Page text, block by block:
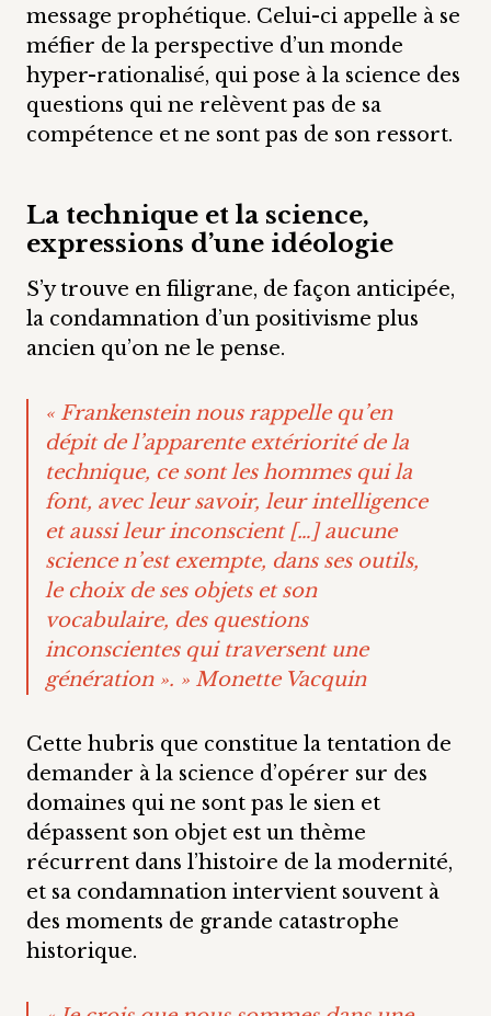
message prophétique. Celui-ci appelle à se
méfier de la perspective d’un monde
hyper-rationalisé, qui pose à la science des
questions qui ne relèvent pas de sa
compétence et ne sont pas de son ressort.
La technique et la science,
expressions d’une idéologie
S’y trouve en filigrane, de façon anticipée,
la condamnation d’un positivisme plus
ancien qu’on ne le pense.
« Frankenstein nous rappelle qu’en
dépit de l’apparente extériorité de la
technique, ce sont les hommes qui la
font, avec leur savoir, leur intelligence
et aussi leur inconscient […] aucune
science n’est exempte, dans ses outils,
le choix de ses objets et son
vocabulaire, des questions
inconscientes qui traversent une
génération ». » Monette Vacquin
Cette hubris que constitue la tentation de
demander à la science d’opérer sur des
domaines qui ne sont pas le sien et
dépassent son objet est un thème
récurrent dans l’histoire de la modernité,
et sa condamnation intervient souvent à
des moments de grande catastrophe
historique.